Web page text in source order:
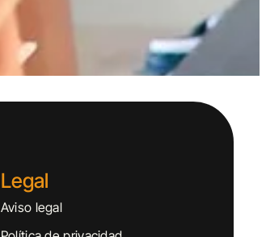
Legal
Aviso legal